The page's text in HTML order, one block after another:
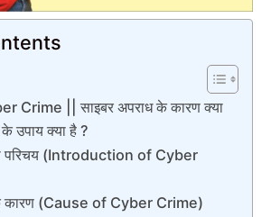
Crime || साइबर अपराध के कारण क्या
उपाय क्या है ?
परिचय (Introduction of Cyber
कारण (Cause of Cyber Crime)